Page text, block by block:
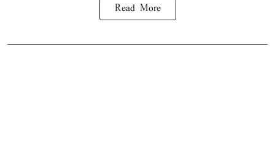
Read More